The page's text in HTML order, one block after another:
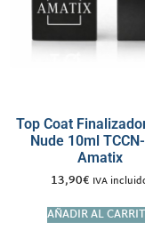
Top Coat
Nude 10ml
Amatix
13,90€ IVA
AÑADIR AL